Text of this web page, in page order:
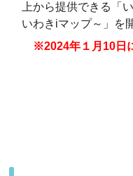
上から提供できる「
いわきiマップ～」を
※2024年１月10日